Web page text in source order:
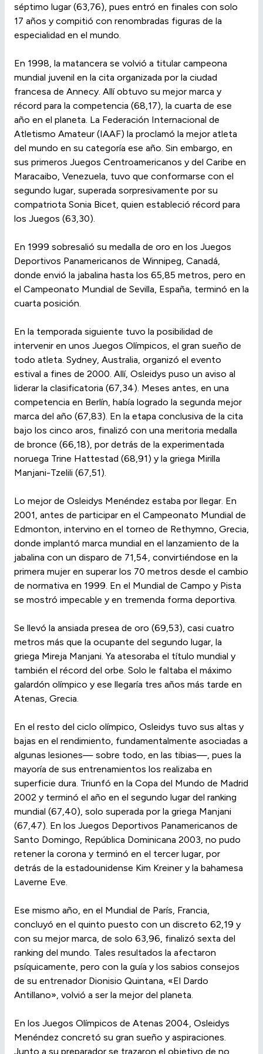
séptimo lugar (63,76), pues entró en finales con solo
17 años y compitió con renombradas figuras de la
especialidad en el mundo.
En 1998, la matancera se volvió a titular campeona
mundial juvenil en la cita organizada por la ciudad
francesa de Annecy. Allí obtuvo su mejor marca y
récord para la competencia (68,17), la cuarta de ese
año en el planeta. La Federación Internacional de
Atletismo Amateur (IAAF) la proclamó la mejor atleta
del mundo en su categoría ese año. Sin embargo, en
sus primeros Juegos Centroamericanos y del Caribe en
Maracaibo, Venezuela, tuvo que conformarse con el
segundo lugar, superada sorpresivamente por su
compatriota Sonia Bicet, quien estableció récord para
los Juegos (63,30).
En 1999 sobresalió su medalla de oro en los Juegos
Deportivos Panamericanos de Winnipeg, Canadá,
donde envió la jabalina hasta los 65,85 metros, pero en
el Campeonato Mundial de Sevilla, España, terminó en la
cuarta posición.
En la temporada siguiente tuvo la posibilidad de
intervenir en unos Juegos Olímpicos, el gran sueño de
todo atleta. Sydney, Australia, organizó el evento
estival a fines de 2000. Allí, Osleidys puso un aviso al
liderar la clasificatoria (67,34). Meses antes, en una
competencia en Berlín, había logrado la segunda mejor
marca del año (67,83). En la etapa conclusiva de la cita
bajo los cinco aros, finalizó con una meritoria medalla
de bronce (66,18), por detrás de la experimentada
noruega Trine Hattestad (68,91) y la griega Mirilla
Manjani-Tzelili (67,51).
Lo mejor de Osleidys Menéndez estaba por llegar. En
2001, antes de participar en el Campeonato Mundial de
Edmonton, intervino en el torneo de Rethymno, Grecia,
donde implantó marca mundial en el lanzamiento de la
jabalina con un disparo de 71,54, convirtiéndose en la
primera mujer en superar los 70 metros desde el cambio
de normativa en 1999. En el Mundial de Campo y Pista
se mostró impecable y en tremenda forma deportiva.
Se llevó la ansiada presea de oro (69,53), casi cuatro
metros más que la ocupante del segundo lugar, la
griega Mireja Manjani. Ya atesoraba el título mundial y
también el récord del orbe. Solo le faltaba el máximo
galardón olímpico y ese llegaría tres años más tarde en
Atenas, Grecia.
En el resto del ciclo olímpico, Osleidys tuvo sus altas y
bajas en el rendimiento, fundamentalmente asociadas a
algunas lesiones— sobre todo, en las tibias—, pues la
mayoría de sus entrenamientos los realizaba en
superficie dura. Triunfó en la Copa del Mundo de Madrid
2002 y terminó el año en el segundo lugar del ranking
mundial (67,40), solo superada por la griega Manjani
(67,47). En los Juegos Deportivos Panamericanos de
Santo Domingo, República Dominicana 2003, no pudo
retener la corona y terminó en el tercer lugar, por
detrás de la estadounidense Kim Kreiner y la bahamesa
Laverne Eve.
Ese mismo año, en el Mundial de París, Francia,
concluyó en el quinto puesto con un discreto 62,19 y
con su mejor marca, de solo 63,96, finalizó sexta del
ranking del mundo. Tales resultados la afectaron
psíquicamente, pero con la guía y los sabios consejos
de su entrenador Dionisio Quintana, «El Dardo
Antillano», volvió a ser la mejor del planeta.
En los Juegos Olímpicos de Atenas 2004, Osleidys
Menéndez concretó su gran sueño y aspiraciones.
Junto a su preparador se trazaron el objetivo de no